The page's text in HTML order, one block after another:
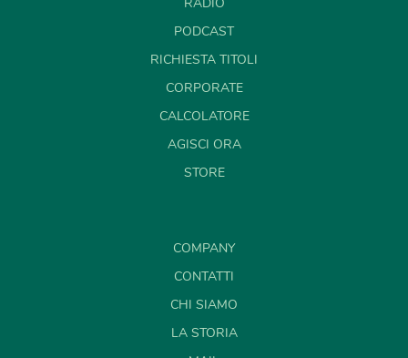
PODCAST
RICHIESTA TITOLI
CORPORATE
CALCOLATORE
AGISCI ORA
STORE
COMPANY
CONTATTI
CHI SIAMO
LA STORIA